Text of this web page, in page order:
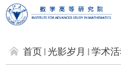
首页 光影岁月 学术